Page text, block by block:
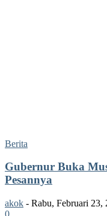
Berita
Gubernur Buka
Pesannya
akok - Rabu, Februari 23,
0